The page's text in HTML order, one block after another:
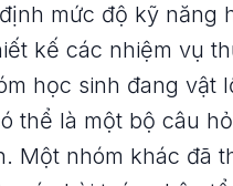
mức độ kỹ năng
kế các nhiệm vụ
học sinh đang vật
thể là một bộ câu
Một nhóm khác đã